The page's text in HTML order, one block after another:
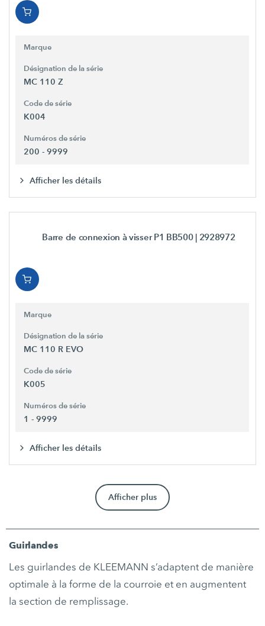
Marque
Désignation de la série
MC 110 Z
Code de série
K004
Numéros de série
200 - 9999
Afficher les détails
Barre de connexion à visser P1 BB500 | 2928972
Marque
Désignation de la série
MC 110 R EVO
Code de série
K005
Numéros de série
1 - 9999
Afficher les détails
Afficher plus
Guirlandes
Les guirlandes de KLEEMANN s’adaptent de manière
optimale à la forme de la courroie et en augmentent
la section de remplissage.